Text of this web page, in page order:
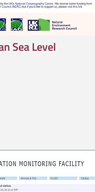
Sea Level